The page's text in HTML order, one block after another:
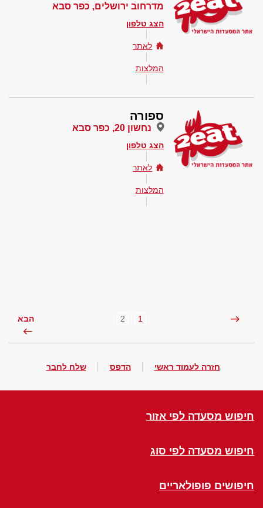
מדרחוב ירושלים, כפר סבא
הצג טלפון
לאתר
המלצות
ספורה
נחשון 20, כפר סבא
הצג טלפון
לאתר
המלצות
1
2 הבא
חזרה לעמוד ראשי הדפס שלח לחבר
חיפוש מסעדה לפי אזור
חיפוש מסעדה לפי סוג
חיפושים פופולאריים